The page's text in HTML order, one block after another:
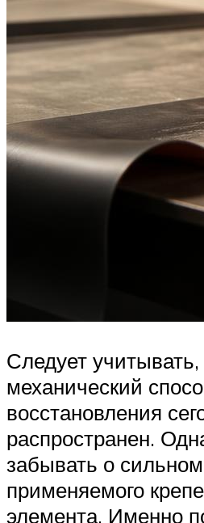
Следует учитывать,
механический
восстановления
распространен.
забывать о
применяемого
элемента. Именно